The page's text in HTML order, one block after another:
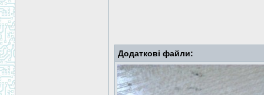
Додаткові файли: